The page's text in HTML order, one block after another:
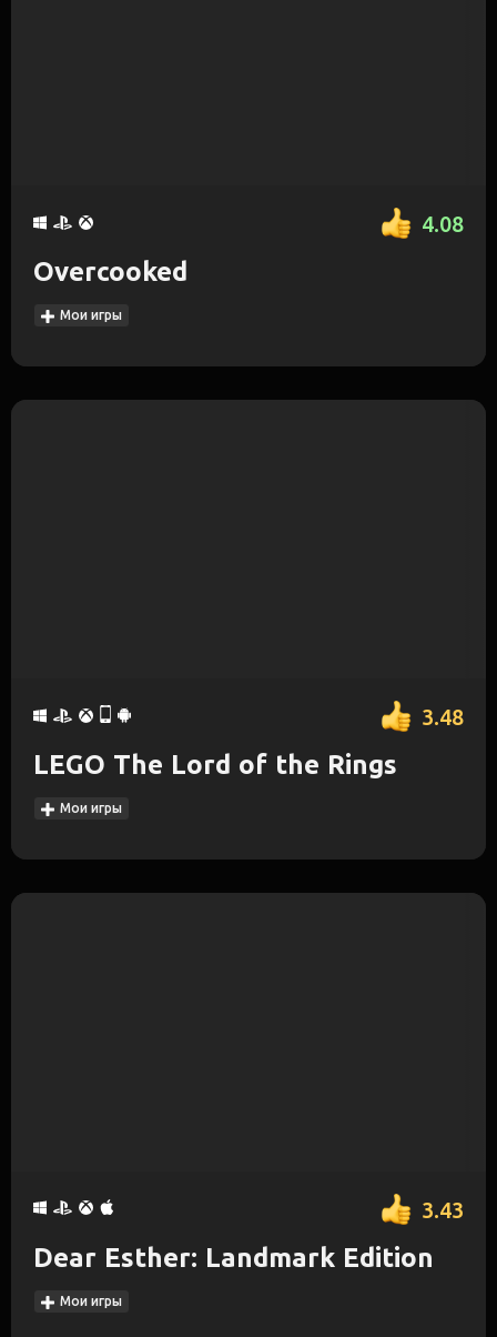
4.08
Overcooked
Мои игры
3.48
LEGO The Lord of the Rings
Мои игры
3.43
Dear Esther: Landmark Edition
Мои игры